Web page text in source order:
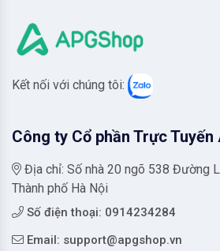
Kết nối với chúng tôi:
Công ty Cổ phần Trực Tuyến
Địa chỉ: Số nhà 20 ngõ 538 Đường
Thành phố Hà Nội
Số điện thoại: 0914234284
Email: support@apgshop.vn